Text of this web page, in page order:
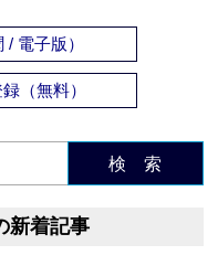
電子版）
（無料）
検 索
新着記事